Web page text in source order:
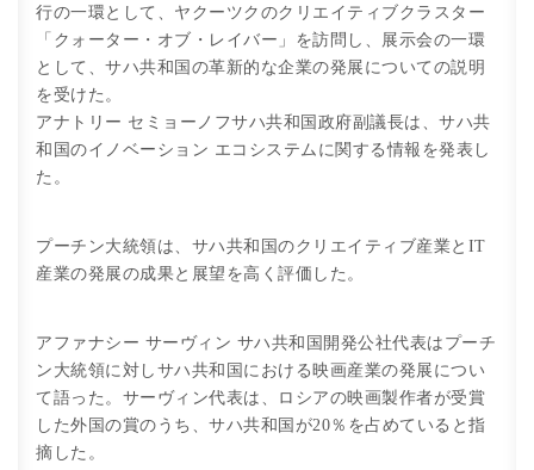
行の一環として、ヤクーツクのクリエイティブクラスター
「クォーター・オブ・レイバー」を訪問し、展示会の一環
として、サハ共和国の革新的な企業の発展についての説明
を受けた。
アナトリー セミョーノフサハ共和国政府副議長は、サハ共
和国のイノベーション エコシステムに関する情報を発表し
た。
プーチン大統領は、サハ共和国のクリエイティブ産業とIT
産業の発展の成果と展望を高く評価した。
アファナシー サーヴィン サハ共和国開発公社代表はプーチ
ン大統領に対しサハ共和国における映画産業の発展につい
て語った。サーヴィン代表は、ロシアの映画製作者が受賞
した外国の賞のうち、サハ共和国が20％を占めていると指
摘した。